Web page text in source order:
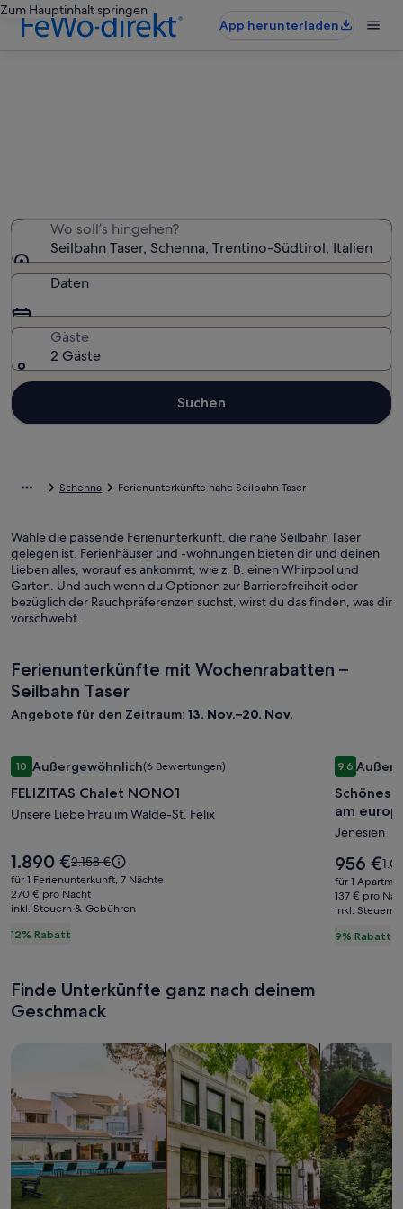
Zum Hauptinhalt springen
App herunterladen
Wo soll’s hingehen?
Seilbahn Taser, Schenna, Trentino-Südtirol, Italien
Daten
Gäste
2 Gäste
Suchen
Schenna Ferienunterkünfte nahe Seilbahn Taser
Wähle die passende Ferienunterkunft, die nahe Seilbahn Taser
gelegen ist. Ferienhäuser und -wohnungen bieten dir und deinen
Lieben alles, worauf es ankommt, wie z. B. einen Whirpool und
Garten. Und auch wenn du Optionen zur Barrierefreiheit oder
bezüglich der Rauchpräferenzen suchst, wirst du das finden, was dir
vorschwebt.
Ferienunterkünfte mit Wochenrabatten –
Seilbahn Taser
Angebote für den Zeitraum: 13. Nov.–20. Nov.
Bildergalerie
für
FELIZITAS
Chalet
1010 von 10, Außergewöhnlich, (6 Bewertungen)
Außergewöhnlich(6 Bewertungen)
FELIZITAS Chalet NONO1
Unsere Liebe Frau im Walde-St. Felix
12% Rabatt
Der
Preis
beträgt
1.890 €.
1.890 €Der
alte
Preis
war
zum
Standardpreis.
2.158 €
für 1 Ferienunterkunft, 7 Nächte
270 € pro Nacht
inkl. Steuern & Gebühren
FELIZITAS Chalet NONO1
für
Schönes
Studio
bei
Bozen
-
mit
direkt
9,69,6 von
Schönes
am
Jenesien
9% Rabatt
Der
Preis
beträgt
956 €.
956 €Der
alte
war
für 1
137 € pro
inkl. Steuern
Schönes
Finde Unterkünfte ganz nach deinem
Geschmack
Suche nach FerienhäusernSuche nach Ferienwohnungen oder
Suche nach